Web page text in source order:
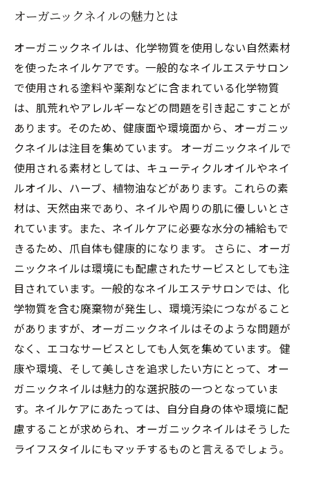
オーガニックネイルの魅力とは
オーガニックネイルは、化学物質を使用しない自然素材
を使ったネイルケアです。一般的なネイルエステサロン
で使用される塗料や薬剤などに含まれている化学物質
は、肌荒れやアレルギーなどの問題を引き起こすことが
あります。そのため、健康面や環境面から、オーガニッ
クネイルは注目を集めています。 オーガニックネイルで
使用される素材としては、キューティクルオイルやネイ
ルオイル、ハーブ、植物油などがあります。これらの素
材は、天然由来であり、ネイルや周りの肌に優しいとさ
れています。また、ネイルケアに必要な水分の補給もで
きるため、爪自体も健康的になります。 さらに、オーガ
ニックネイルは環境にも配慮されたサービスとしても注
目されています。一般的なネイルエステサロンでは、化
学物質を含む廃棄物が発生し、環境汚染につながること
がありますが、オーガニックネイルはそのような問題が
なく、エコなサービスとしても人気を集めています。 健
康や環境、そして美しさを追求したい方にとって、オー
ガニックネイルは魅力的な選択肢の一つとなっていま
す。ネイルケアにあたっては、自分自身の体や環境に配
慮することが求められ、オーガニックネイルはそうした
ライフスタイルにもマッチするものと言えるでしょう。